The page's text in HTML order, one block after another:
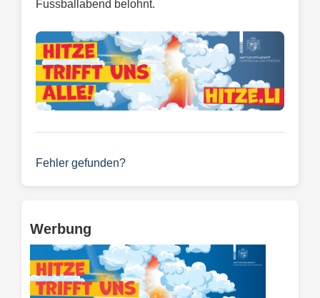
Fussballabend belohnt.
Fehler gefunden?
Werbung